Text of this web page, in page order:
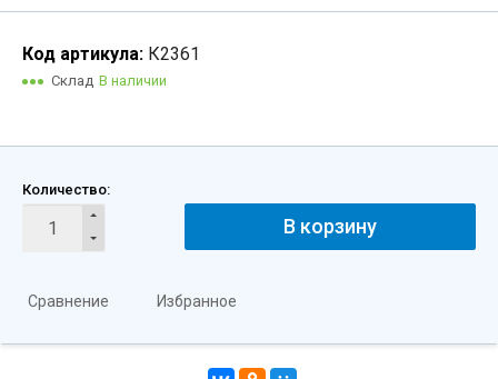
Код артикула: К2361
Склад В наличии
Количество:
В корзину
Сравнение Избранное